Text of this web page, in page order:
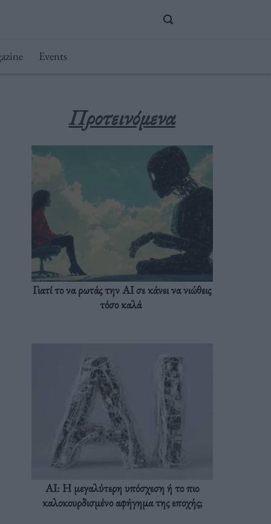
Events
Προτεινόμενα
Γιατί το να ρωτάς την AI σε κάνει να νιώθεις
τόσο καλά
AI: Η μεγαλύτερη υπόσχεση ή το πιο
καλοκουρδισμένο αφήγημα της εποχής;